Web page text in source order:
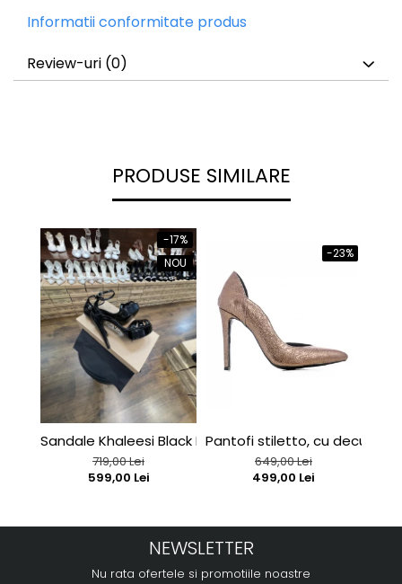
Informatii conformitate produs
Review-uri (0)
PRODUSE SIMILARE
-17%
NOU
Sandale Khaleesi Black Patent
719,00 Lei
599,00 Lei
-23%
Pantofi stiletto, cu decupaj
649,00 Lei
499,00 Lei
NEWSLETTER
Nu rata ofertele si promotiile noastre